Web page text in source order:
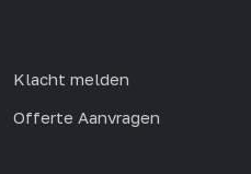
Klacht melden
Offerte Aanvragen